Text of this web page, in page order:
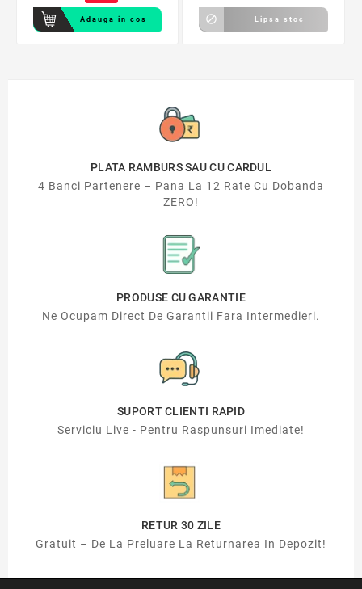
Adauga in cos  Lipsa stoc
PLATA RAMBURS SAU CU CARDUL
4 Banci Partenere – Pana La 12 Rate Cu Dobanda
ZERO!
PRODUSE CU GARANTIE
Ne Ocupam Direct De Garantii Fara Intermedieri.
SUPORT CLIENTI RAPID
Serviciu Live - Pentru Raspunsuri Imediate!
RETUR 30 ZILE
Gratuit – De La Preluare La Returnarea In Depozit!